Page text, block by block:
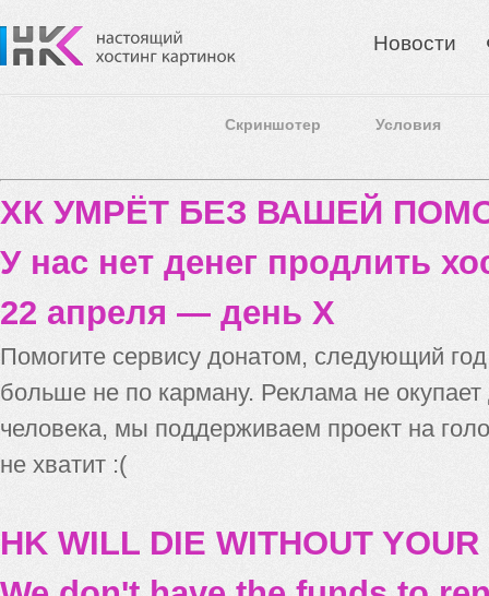
Новости
Скриншотер Условия
ХК УМРЁТ БЕЗ ВАШЕЙ
У нас нет денег продлить
22 апреля — день X
Помогите сервису донатом, следующий
больше не по карману. Реклама не
человека, мы поддерживаем проект на
не хватит :(
HK WILL DIE WITHOUT